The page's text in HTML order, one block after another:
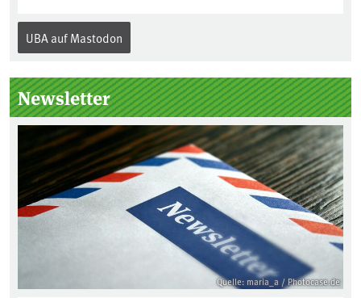
Internationalen Tag des Bodens, der
„Boden des Jahres“ vorgestellt. Das UBA
Kuratorium, wie wird der Boden des
Jahres ausgewählt und was passiert
eigentlich während eines solchen
Bodenjahres? Infos dazu gibt es im
aktuellen Podcast „Soilcast“. Jetzt
reinhören:
https://soilcast.de/interview/sc202-
interview-die-kuer-der-krume/
UBA auf Mastodon
Newsletter
Quelle: maria_a / Photocase.de